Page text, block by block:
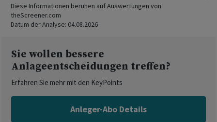
Diese Informationen beruhen auf Auswertungen von
theScreener.com
Datum der Analyse: 04.08.2026
Sie wollen bessere
Anlageentscheidungen treffen?
Erfahren Sie mehr mit den KeyPoints
Anleger-Abo Details